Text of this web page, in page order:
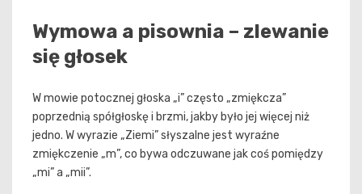
Wymowa a pisownia – zlewanie
się głosek
W mowie potocznej głoska „i” często „zmiękcza”
poprzednią spółgłoskę i brzmi, jakby było jej więcej niż
jedno. W wyrazie „Ziemi” słyszalne jest wyraźne
zmiękczenie „m”, co bywa odczuwane jak coś pomiędzy
„mi” a „mii”.